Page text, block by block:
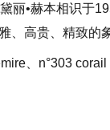
丽•赫本相识于
、高贵、精致的象
、n°303